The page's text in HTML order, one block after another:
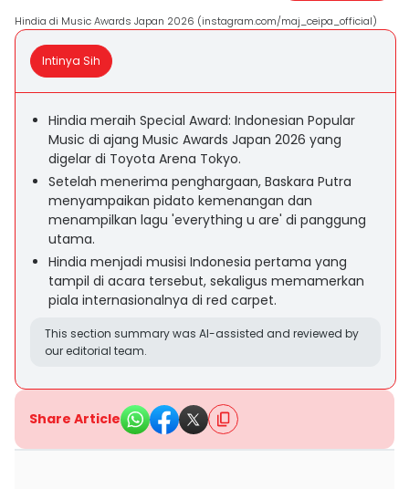
Hindia di Music Awards Japan 2026 (instagram.com/maj_ceipa_official)
Intinya Sih
Hindia meraih Special Award: Indonesian Popular
Music di ajang Music Awards Japan 2026 yang
digelar di Toyota Arena Tokyo.
Setelah menerima penghargaan, Baskara Putra
menyampaikan pidato kemenangan dan
menampilkan lagu 'everything u are' di panggung
utama.
Hindia menjadi musisi Indonesia pertama yang
tampil di acara tersebut, sekaligus memamerkan
piala internasionalnya di red carpet.
This section summary was AI-assisted and reviewed by
our editorial team.
Share Article